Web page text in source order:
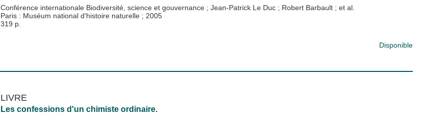
Conférence internationale Biodiversité, science et gouvernance ; Jean-Patrick Le Duc ; Robert Barbault ; et al.
Paris : Muséum national d'histoire naturelle ; 2005
319 p.
Disponible
LIVRE
Les confessions d'un chimiste ordinaire.